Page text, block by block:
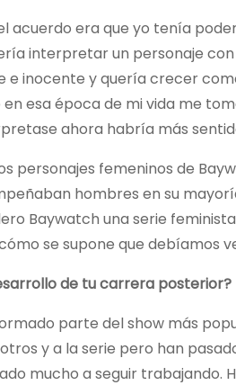
era que yo tenía
interpretar un personaje
e inocente y quería crecer
esa época de mi vida me
ahora habría más
personajes femeninos de
hombres en su
Baywatch una serie
se supone que debíamos
de tu carrera posterior?
parte del show más
y a la serie pero han
mucho a seguir trabajando.